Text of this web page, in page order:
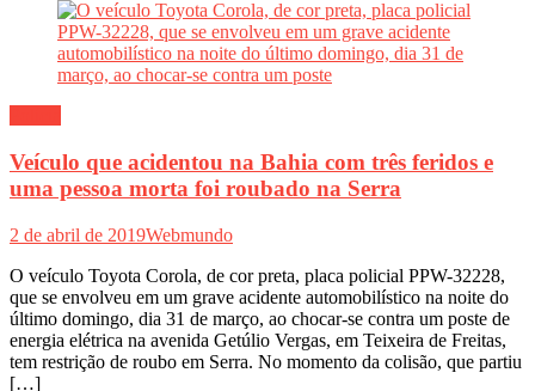
Veículo que acidentou na Bahia com três feridos e
uma pessoa morta foi roubado na Serra
2 de abril de 2019Webmundo
O veículo Toyota Corola, de cor preta, placa policial PPW-32228,
que se envolveu em um grave acidente automobilístico na noite do
último domingo, dia 31 de março, ao chocar-se contra um poste de
energia elétrica na avenida Getúlio Vergas, em Teixeira de Freitas,
tem restrição de roubo em Serra. No momento da colisão, que partiu
[…]